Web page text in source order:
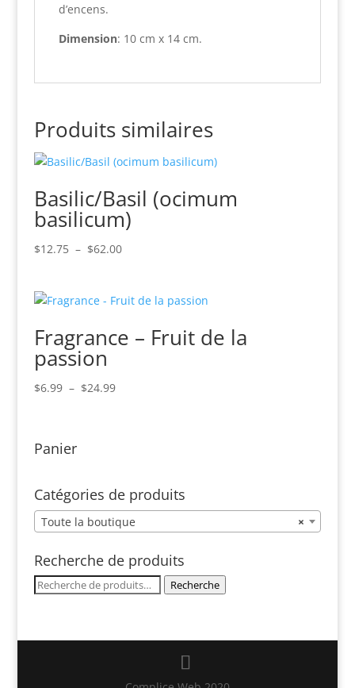
d’encens.
Dimension: 10 cm x 14 cm.
Produits similaires
Basilic/Basil (ocimum
basilicum)
$12.75 – $62.00Plage
$12.75
$62.00
Fragrance – Fruit de la
passion
$6.99 – $24.99Plage
Panier
Catégories de produits
×
Toute la boutique
Recherche de produits
Recherche
Recherche